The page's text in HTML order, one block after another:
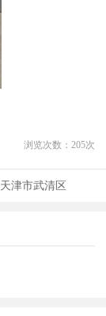
浏览次数： 205次
天津市武清区